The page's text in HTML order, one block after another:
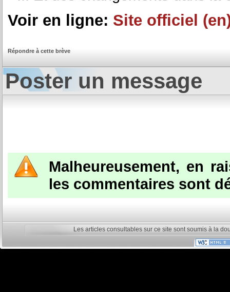
Voir en ligne: Site officiel
Répondre à cette brève
Poster un message
Malheureusement, en
les commentaires sont
Les articles consultables sur ce site sont soumis à la